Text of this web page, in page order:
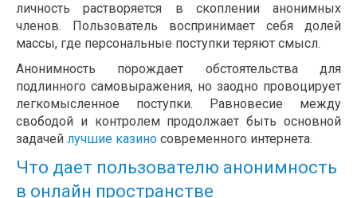
личность растворяется в скоплении анонимных
членов. Пользователь воспринимает себя долей
массы, где персональные поступки теряют смысл.
Анонимность порождает обстоятельства для
подлинного самовыражения, но заодно провоцирует
легкомысленное поступки. Равновесие между
свободой и контролем продолжает быть основной
задачей лучшие казино современного интернета.
Что дает пользователю анонимность
в онлайн пространстве